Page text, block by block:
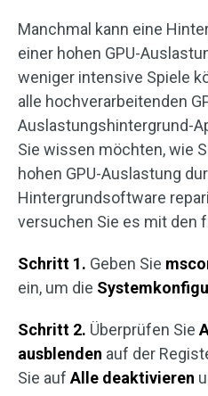
Manchmal kann eine
einer hohen GPU-
weniger intensive Spiele
alle hochverarbeitenden
Auslastungshintergrund-
Sie wissen möchten, wie
hohen GPU-Auslastung
Hintergrundsoftware
versuchen Sie es mit den
Schritt 1. Geben Sie
ein, um die
Schritt 2. Überprüfen Sie
ausblenden auf der
Sie auf Alle deaktivieren